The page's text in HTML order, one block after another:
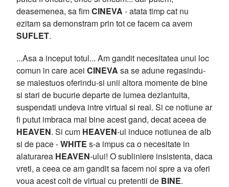
deasemenea, sa fimCINEVA - atata timp cat nu
ezitam sa demonstram prin tot ce facem ca avem
SUFLET.
...Asa a inceput totul... Am gandit necesitatea unui loc
comun in care acei CINEVA sa se adune regasindu-
se maiestuos oferindu-si unii altora momente de bine
si stari de bucurie departe de lumea dezlantuita,
suspendati undeva intre virtual si real. Si ce notiune ar
fi putut imbraca mai bine acest gand, decat aceea de
HEAVEN. Si cum HEAVEN-ul induce notiunea de alb
si de pace -WHITE s-a impus ca o necesitate in
alaturarea HEAVEN-ului! O subliniere insistenta, daca
vreti, a ceea ce am gandit sa facem noi spre a va oferi
voua acest colt de virtual cu pretentii de BINE.